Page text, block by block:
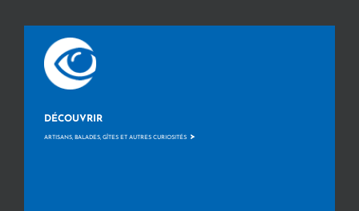
DÉCOUVRIR
ARTISANS, BALADES, GÎTES ET AUTRES CURIOSITÉS >